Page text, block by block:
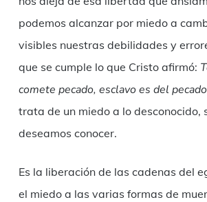
podemos alcanzar por miedo a
visibles nuestras debilidades y
que se cumple lo que Cristo afirmó:
comete pecado, esclavo es del pecado
trata de un miedo a lo desconocido,
deseamos conocer.
Es la liberación de las cadenas del
el miedo a las varias formas de